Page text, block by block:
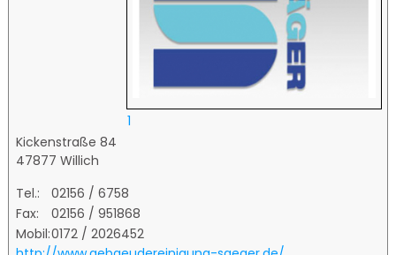
1
Kickenstraße 84
47877 Willich
Tel.:
02156 / 6758
Fax:
02156 / 951868
Mobil:0172 / 2026452